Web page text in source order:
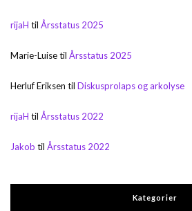
rijaH til Årsstatus 2025
Marie-Luisetil Årsstatus 2025
Herluf Eriksen til Diskusprolaps og arkolyse
rijaH til Årsstatus 2022
Jakob til Årsstatus 2022
Kategorier